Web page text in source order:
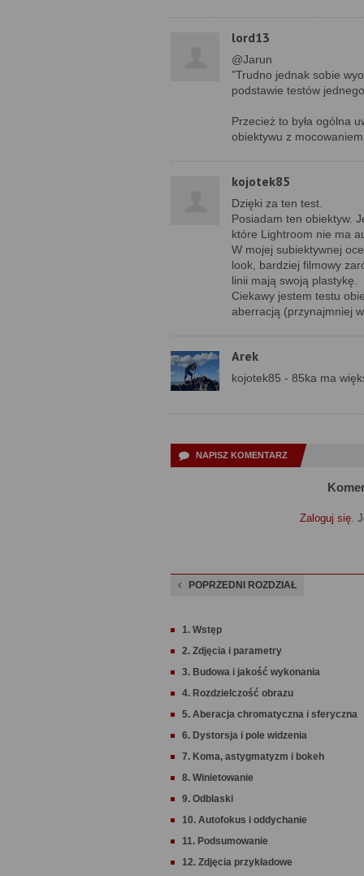
lord13
@Jarun
"Trudno jednak sobie
podstawie testów
Przecież to była ogólna
obiektywu z
kojotek85
Dzięki za ten test.
Posiadam ten obiektyw.
które Lightroom nie ma
W mojej subiektywnej
look, bardziej filmowy
linii mają swoją plastykę.
Ciekawy jestem testu
aberracją (przynajmniej
Arek
kojotek85 - 85ka ma
NAPISZ KOMENTARZ
Zaloguj się.
POPRZEDNI ROZDZIAŁ
1. Wstęp
2. Zdjęcia i parametry
3. Budowa i jakość wykonania
4. Rozdzielczość obrazu
5. Aberacja chromatyczna i sferyczna
6. Dystorsja i pole widzenia
7. Koma, astygmatyzm i bokeh
8. Winietowanie
9. Odblaski
10. Autofokus i oddychanie
11. Podsumowanie
12. Zdjęcia przykładowe